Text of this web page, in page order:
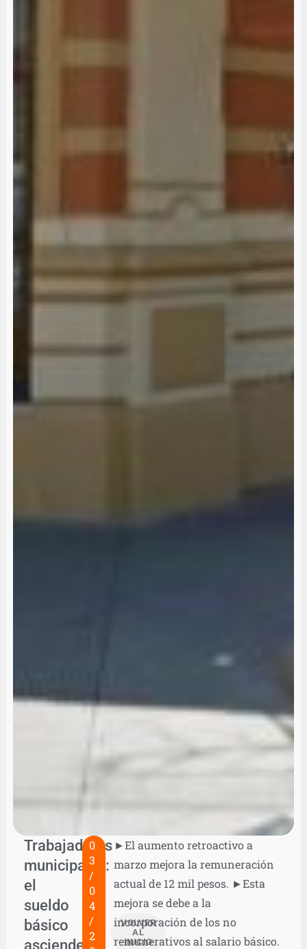
Trabajadores
municipales:
el
sueldo
básico
asciende
0
3
/
0
4
/
2
VOLVER
AL
INICIO
►El aumento retroactivo a
marzo mejora la remuneración
actual de 12 mil pesos. ►Esta
mejora se debe a la
incorporación de los no
remunerativos al salario básico.